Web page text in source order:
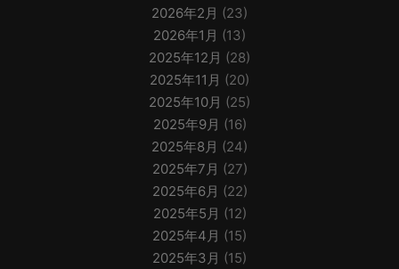
2026年2月 (23)
2026年1月 (13)
2025年12月 (28)
2025年11月 (20)
2025年10月 (25)
2025年9月 (16)
2025年8月 (24)
2025年7月 (27)
2025年6月 (22)
2025年5月 (12)
2025年4月 (15)
2025年3月 (15)